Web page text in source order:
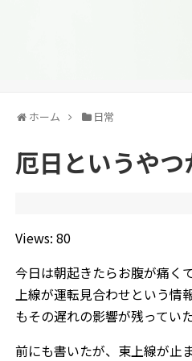
ホーム 日常
厄日というやつ
Views: 80
今日は朝起きたらお腹が痛く
上線が運転見合わせという情
もその遅れの影響が残ってい
前にも書いたが、東上線が止